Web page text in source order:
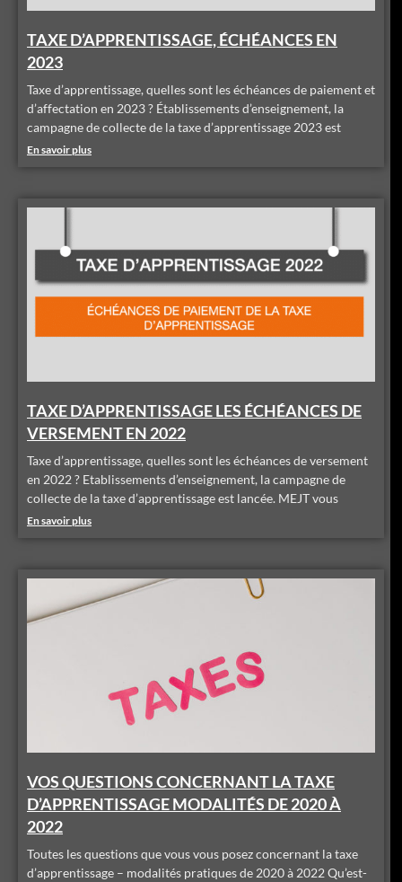
TAXE D’APPRENTISSAGE, ÉCHÉANCES EN
2023
Taxe d’apprentissage, quelles sont les échéances de paiement et
d’affectation en 2023 ? Établissements d’enseignement, la
campagne de collecte de la taxe d’apprentissage 2023 est
En savoir plus
TAXE D’APPRENTISSAGE LES ÉCHÉANCES DE
VERSEMENT EN 2022
Taxe d’apprentissage, quelles sont les échéances de versement
en 2022 ? Etablissements d’enseignement, la campagne de
collecte de la taxe d’apprentissage est lancée. MEJT vous
En savoir plus
VOS QUESTIONS CONCERNANT LA TAXE
D’APPRENTISSAGE MODALITÉS DE 2020 À
2022
Toutes les questions que vous vous posez concernant la taxe
d’apprentissage – modalités pratiques de 2020 à 2022 Qu’est-